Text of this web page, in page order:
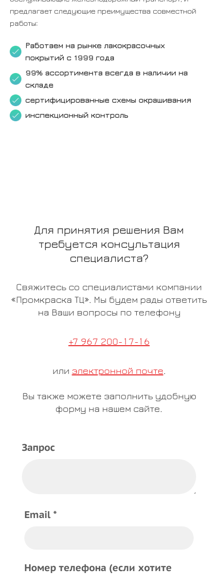
предлагает следующие преимущества совместной
работы:
Работаем на рынке лакокрасочных
покрытий с 1999 года
99% ассортимента всегда в наличии на
складе
сертифицированные схемы окрашивания
инспекционный контроль
Для принятия решения Вам
требуется консультация
специалиста?
Свяжитесь со специалистами компании
«Промкраска ТЦ». Мы будем рады ответить
на Ваши вопросы по телефону
+7 967 200-17-16
или электронной почте.
Вы также можете заполнить удобную
форму на нашем сайте.
Запрос
Email *
Номер телефона (если хотите